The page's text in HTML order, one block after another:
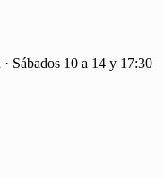
Sábados 10 a 14 y 17:30